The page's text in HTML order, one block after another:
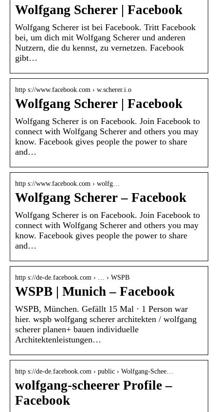
Wolfgang Scherer | Facebook
Wolfgang Scherer ist bei Facebook. Tritt Facebook
bei, um dich mit Wolfgang Scherer und anderen
Nutzern, die du kennst, zu vernetzen. Facebook
gibt…
http s://www.facebook.com › w.scherer.i.o
Wolfgang Scherer | Facebook
Wolfgang Scherer is on Facebook. Join Facebook to
connect with Wolfgang Scherer and others you may
know. Facebook gives people the power to share
and…
http s://www.facebook.com › wolfg…
Wolfgang Scherer – Facebook
Wolfgang Scherer is on Facebook. Join Facebook to
connect with Wolfgang Scherer and others you may
know. Facebook gives people the power to share
and…
http s://de-de.facebook.com › … › WSPB
WSPB | Munich – Facebook
WSPB, München. Gefällt 15 Mal · 1 Person war
hier. wspb wolfgang scherer architekten / wolfgang
scherer planen+ bauen individuelle
Architektenleistungen…
http s://de-de.facebook.com › public › Wolfgang-Schee…
wolfgang-scheerer Profile –
Facebook